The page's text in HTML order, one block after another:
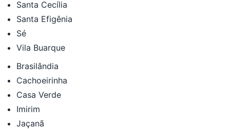
Santa Cecília
Santa Efigênia
Sé
Vila Buarque
Brasilândia
Cachoeirinha
Casa Verde
Imirim
Jaçanã